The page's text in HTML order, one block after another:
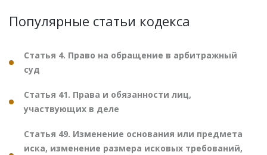
Популярные статьи кодекса
Статья 4. Право на обращение в арбитражный
суд
Статья 41. Права и обязанности лиц,
участвующих в деле
Статья 49. Изменение основания или предмета
иска, изменение размера исковых требований,